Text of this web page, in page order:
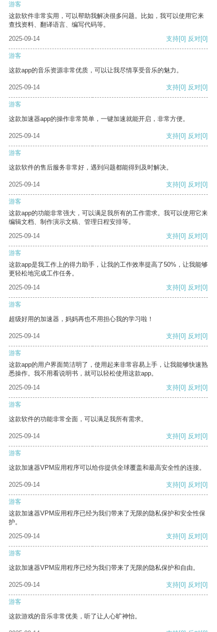
游客
这款软件非常实用，可以帮助我解决很多问题。比如，我可以使用它来
查找资料、翻译语言、编写代码等。
2025-09-14
支持[0] 反对[0]
游客
这款app的音乐资源非常优质，可以让我尽情享受音乐的魅力。
2025-09-14 支持[0] 反对[0]
游客
这款加速器app的操作非常简单，一键加速就能开启，非常方便。
2025-09-14 支持[0] 反对[0]
游客
这款软件的售后服务非常好，遇到问题都能得到及时解决。
2025-09-14 支持[0] 反对[0]
游客
这款app的功能非常强大，可以满足我所有的工作需求。我可以使用它来
编辑文档、制作演示文稿、管理日程安排等。
2025-09-14
支持[0] 反对[0]
游客
这款app是我工作上的得力助手，让我的工作效率提高了50%，让我能够
更轻松地完成工作任务。
2025-09-14
支持[0] 反对[0]
游客
超级好用的加速器，妈妈再也不用担心我的学习啦！
2025-09-14 支持[0] 反对[0]
游客
这款app的用户界面简洁明了，使用起来非常容易上手，让我能够快速熟
悉操作。我不用看说明书，就可以轻松使用这款app。
2025-09-14
支持[0] 反对[0]
游客
这款软件的功能非常全面，可以满足我所有需求。
2025-09-14 支持[0] 反对[0]
游客
这款加速器VPM应用程序可以给你提供全球覆盖和最高安全性的连接。
2025-09-14 支持[0] 反对[0]
游客
这款加速器VPM应用程序已经为我们带来了无限的隐私保护和安全性保
护。
2025-09-14
支持[0] 反对[0]
游客
这款加速器VPM应用程序已经为我们带来了无限的隐私保护和自由。
2025-09-14 支持[0] 反对[0]
游客
这款游戏的音乐非常优美，听了让人心旷神怡。